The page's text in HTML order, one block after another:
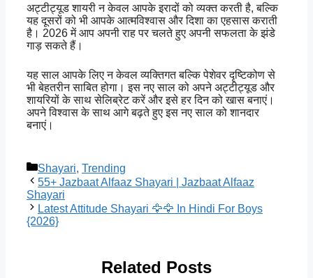
अट्टीट्यूड शायरी न केवल आपके इरादों को व्यक्त करती है, बल्कि
यह दूसरों को भी आपके आत्मविश्वास और दिशा का एहसास कराती
है। 2026 में आप अपनी राह पर चलते हुए अपनी सफलता के झंडे
गाड़ सकते हैं।
यह साल आपके लिए न केवल व्यक्तिगत बल्कि पेशेवर दृष्टिकोण से
भी बेहतरीन साबित होगा। इस नए साल को अपने अट्टीट्यूड और
शायरियों के साथ सेलिब्रेट करें और इसे हर दिन को खास बनाएं।
अपने विश्वास के साथ आगे बढ़ते हुए इस नए साल को शानदार
बनाएं।
Categories
Shayari, Trending
55+ Jazbaat Alfaaz Shayari | Jazbaat Alfaaz
Shayari
Latest Attitude Shayari 🦅🦅 In Hindi For Boys
{2026}
Related Posts